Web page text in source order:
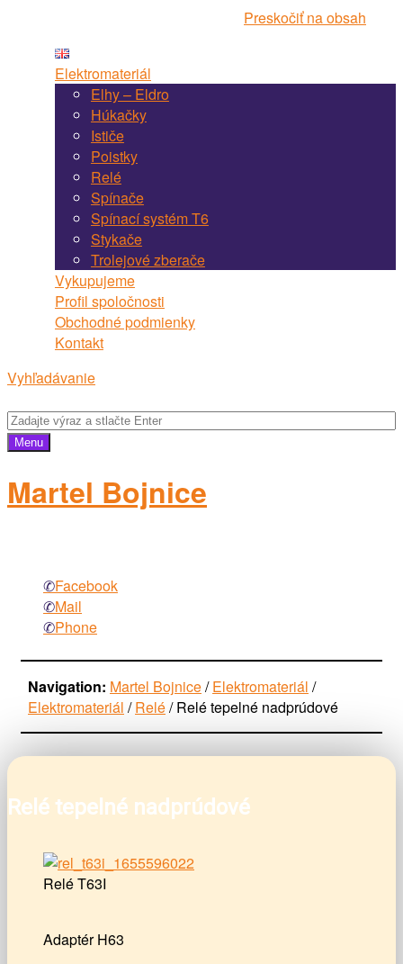
Preskočiť na obsah
Elektromateriál
Elhy – Eldro
Húkačky
Ističe
Poistky
Relé
Spínače
Spínací systém T6
Stykače
Trolejové zberače
Vykupujeme
Profil spoločnosti
Obchodné podmienky
Kontakt
Vyhľadávanie
Menu
Martel Bojnice
Facebook
Mail
Phone
Navigation: Martel Bojnice/Elektromateriál /
Elektromateriál /Relé/Relé tepelné nadprúdové
Relé tepelné nadprúdové
Relé T63I
Adaptér H63